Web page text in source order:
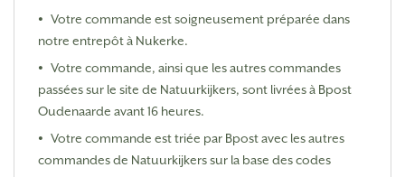
Votre commande est soigneusement préparée dans
notre entrepôt à Nukerke.
Votre commande, ainsi que les autres commandes
passées sur le site de Natuurkijkers, sont livréesà Bpost
Oudenaarde avant 16 heures.
Votre commande est triée par Bpost avec les autres
commandes de Natuurkijkers sur la base des codes